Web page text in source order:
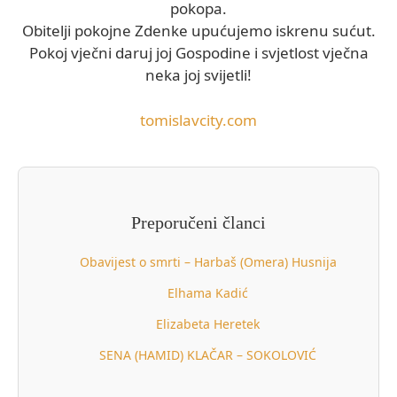
pokopa.
Obitelji pokojne Zdenke upućujemo iskrenu sućut.
Pokoj vječni daruj joj Gospodine i svjetlost vječna
neka joj svijetli!
tomislavcity.com
Preporučeni članci
Obavijest o smrti – Harbaš (Omera) Husnija
Elhama Kadić
Elizabeta Heretek
SENA (HAMID) KLAČAR – SOKOLOVIĆ